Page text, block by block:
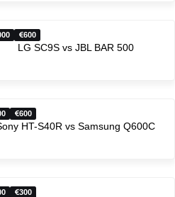
600
LG SC9S vs JBL BAR 500
600
HT-S40R vs Samsung Q600C
300